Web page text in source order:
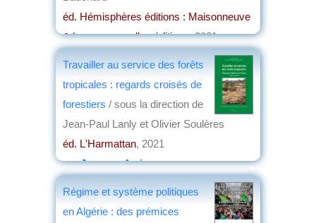
éd. Hémisphères éditions : Maisonneuve
& Larose nouvelles éditions, 2021
Travailler au service des forêts
tropicales : regards croisés de
forestiers / sous la direction de
Jean-Paul Lanly et Olivier Soulères
éd. L'Harmattan, 2021
parJacques Arrignon
Régime et système politiques
en Algérie : des prémices